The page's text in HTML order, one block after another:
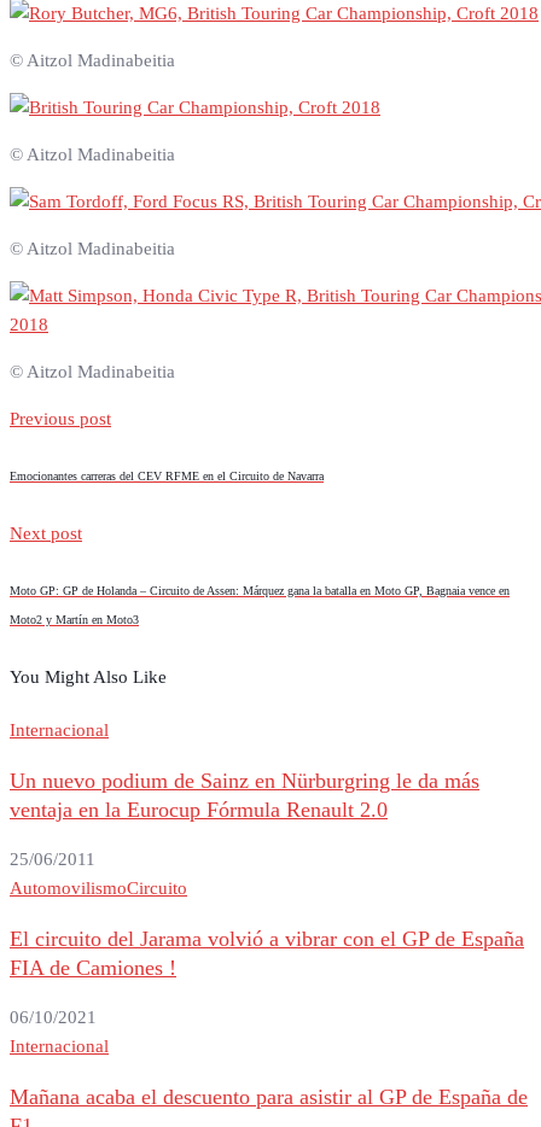
© Aitzol Madinabeitia
© Aitzol Madinabeitia
© Aitzol Madinabeitia
© Aitzol Madinabeitia
Previous post
Emocionantes carreras del CEV RFME en el Circuito de Navarra
Next post
Moto GP: GP de Holanda – Circuito de Assen: Márquez gana la batalla en Moto GP, Bagnaia vence en
Moto2 y Martín en Moto3
You Might Also Like
Internacional
Un nuevo podium de Sainz en Nürburgring le da más
ventaja en la Eurocup Fórmula Renault 2.0
25/06/2011
AutomovilismoCircuito
El circuito del Jarama volvió a vibrar con el GP de España
FIA de Camiones !
06/10/2021
Internacional
Mañana acaba el descuento para asistir al GP de España de